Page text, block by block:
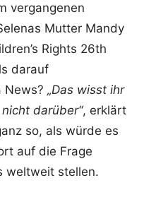
vergangenen
Mutter Mandy
Rights 26th
darauf
News? „Das wisst ihr
darüber“, erklärt
so, als würde es
auf die Frage
weltweit stellen.